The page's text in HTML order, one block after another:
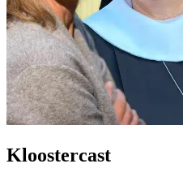
Kloostercast